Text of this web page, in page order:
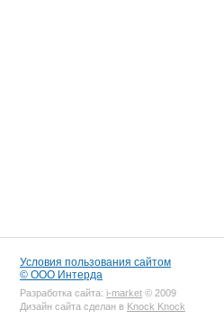
Условия пользования сайтом
© ООО Интерда
Разработка сайта: i-market © 2009
Дизайн сайта сделан в Knock Knock